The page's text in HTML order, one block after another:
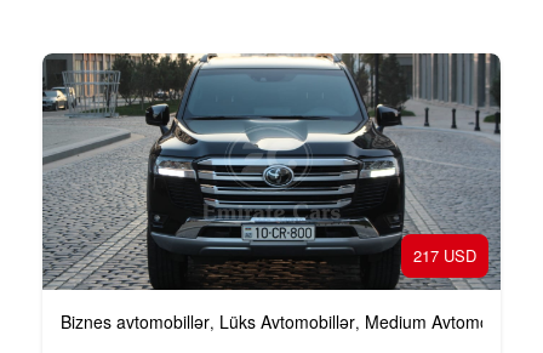
217 USD
Biznes avtomobillər, Lüks Avtomobillər, Medium Avtomobillər